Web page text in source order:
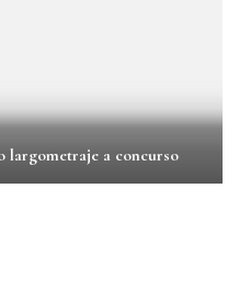
largometraje a concurso